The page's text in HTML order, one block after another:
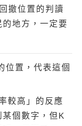
撤位置的判讀
地方，一定要
位置，代表這個
較高」的反應
個數字，但K